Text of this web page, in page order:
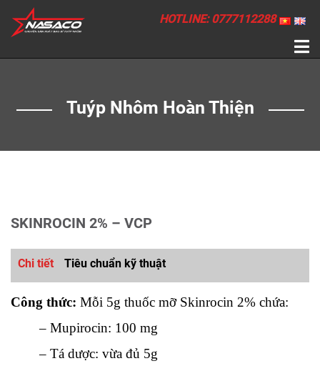
HOTLINE: 0777112288
Tuýp Nhôm Hoàn Thiện
SKINROCIN 2% – VCP
Chi tiết Tiêu chuẩn kỹ thuật
Công thức: Mỗi 5g thuốc mỡ Skinrocin 2% chứa:
– Mupirocin: 100 mg
– Tá dược: vừa đủ 5g